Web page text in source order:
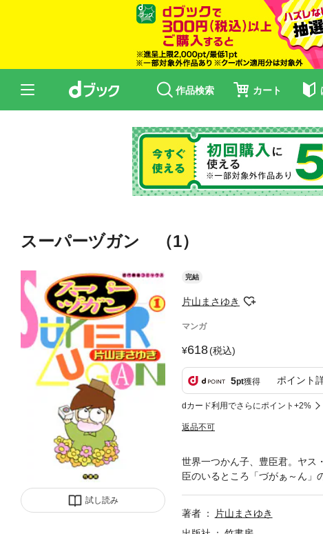
作品検索 カート
スーパーヅガン （1）
試し読み
完結
片山まさゆき
マンガ
618(税込)
5pt獲得 ポイント
dカード利用でさらにポイント+2%
返品不可
世界一つかん子、豊臣君。ヤス
臣のいるところ「づがぁ～ん」
著者
片山まさゆき